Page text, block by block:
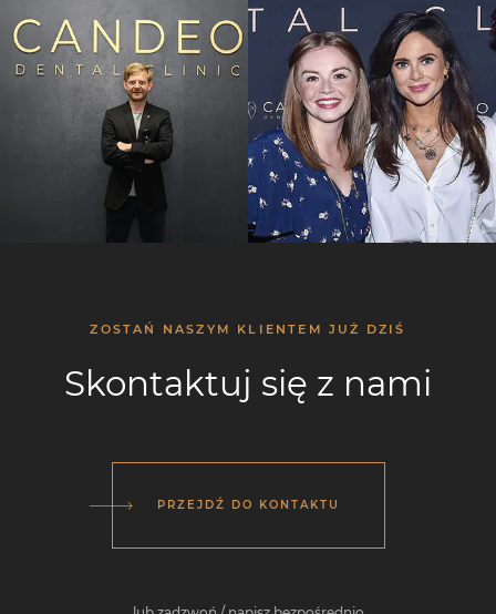
ZOSTAŃ NASZYM KLIENTEM JUŻ DZIŚ
Skontaktuj się z nami
PRZEJDŹ DO KONTAKTU